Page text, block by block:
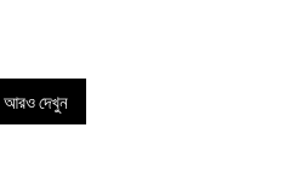
আরও দেখুন